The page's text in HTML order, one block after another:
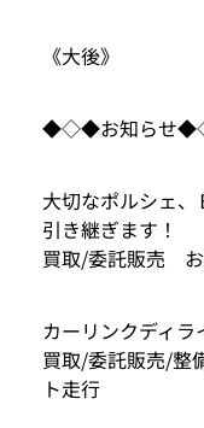
《大後》
◆◇◆お知らせ
大切なポルシェ
引き継ぎます！
買取/委託販売 お
カーリンクディ
買取/委託販売/整
ト走行